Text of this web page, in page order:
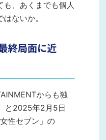
も、あくまでも個人
ないか。
終局面に近
からも独
と2025年2月5日
性セブン」の